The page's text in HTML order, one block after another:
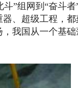
”组网到“奋斗者
、超级工程，都
我国从一个基础